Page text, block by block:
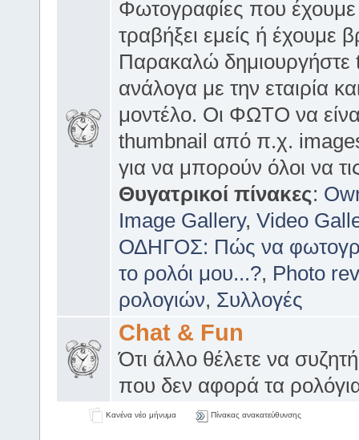
Φωτογραφίες που έχουμε
τραβήξει εμείς ή έχουμε
Παρακαλώ δημιουργήστε
ανάλογα με την εταιρία
μοντέλο. Οι ΦΩΤΟ να
thumbnail από π.χ.
για να μπορούν όλοι να
Θυγατρικοί πίνακες:
Image Gallery, Video
ΟΔΗΓΟΣ: Πώς να
το ρολόι μου...?, Photo
ρολογιών, Συλλογές
Chat & Fun
Ότι άλλο θέλετε να
που δεν αφορά τα
Κανένα νέο μήνυμα Πίνακας ανακατεύθυνσης